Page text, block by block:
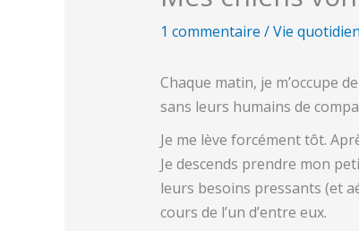
1 commentaire /Vie
Chaque matin, je m’occupe
sans leurs humains de
Je me lève forcément tôt.
Je descends prendre mon
leurs besoins pressants (et
cours de l’un d’entre eux.